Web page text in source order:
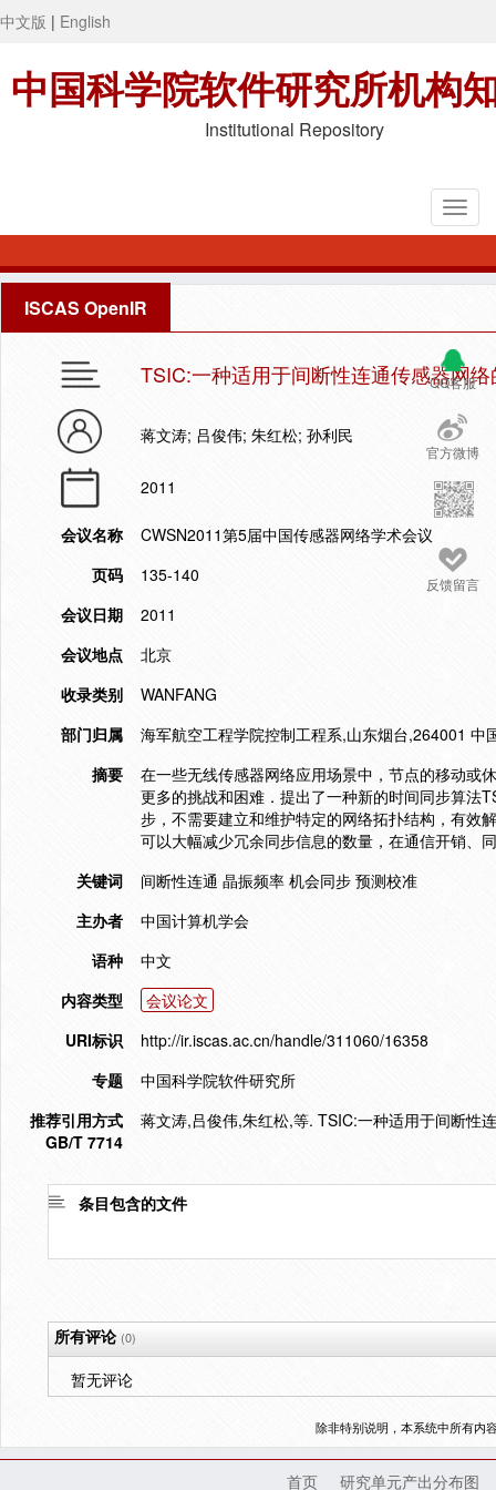
中文版 | English
中国科学院软件研究所机构
Institutional Repository
ISCAS OpenIR
QQ客服
官方微博
反馈留言
TSIC:一种适用于间断性连通传感器网
蒋文涛; 吕俊伟; 朱红松; 孙利民
2011
会议名称
CWSN2011第5届中国传感器网络学术会议
页码
135-140
会议日期
2011
会议地点
北京
收录类别
WANFANG
部门归属
海军航空工程学院控制工程系,山东烟台,264001 中
摘要
在一些无线传感器网络应用场景中，节点的移动或
更多的挑战和困难．提出了一种新的时间同步算法
步，不需要建立和维护特定的网络拓扑结构，有效
可以大幅减少冗余同步信息的数量，在通信开销、
关键词
间断性连通 晶振频率 机会同步 预测校准
主办者
中国计算机学会
语种
中文
内容类型
会议论文
URI标识
http://ir.iscas.ac.cn/handle/311060/16358
专题
中国科学院软件研究所
推荐引用方式
GB/T 7714
蒋文涛,吕俊伟,朱红松,等. TSIC:一种适用于间断性
条目包含的文件
所有评论(0)
暂无评论
除非特别说明，本系统中所有内
首页 研究单元产出分布图